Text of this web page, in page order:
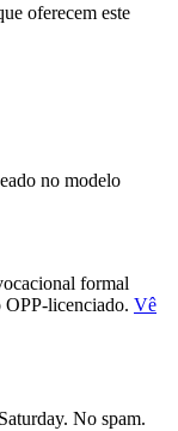
oferecem este
no modelo
formal
OPP-licenciado. Vê
No spam.